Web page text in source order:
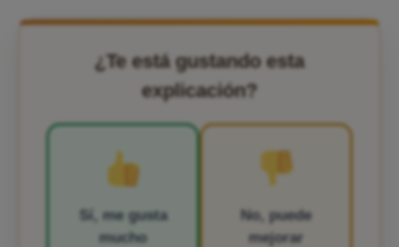
¿Te está gustando esta
explicación?
Sí, me gusta
mucho
No, puede
mejorar